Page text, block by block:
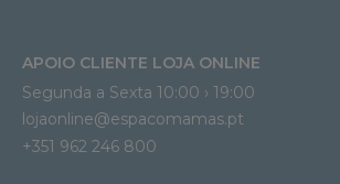
APOIO CLIENTE LOJA ONLINE
Segunda a Sexta 10:00 › 19:00
lojaonline@espacomamas.pt
+351 962 246 800